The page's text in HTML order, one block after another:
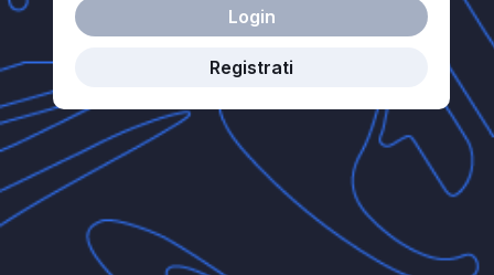
Login
Registrati